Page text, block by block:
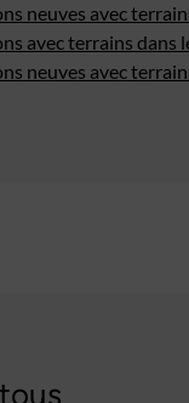
neuves avec
avec terrains dans
neuves avec